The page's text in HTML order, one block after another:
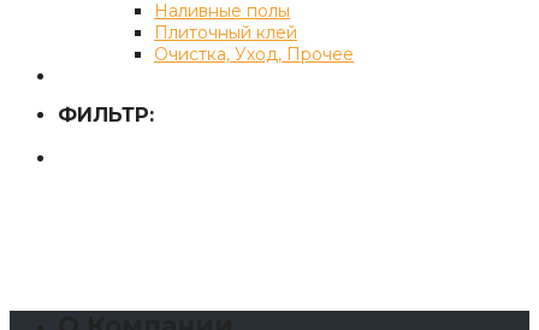
Наливные полы
Плиточный клей
Очистка, Уход, Прочее
ФИЛЬТР: